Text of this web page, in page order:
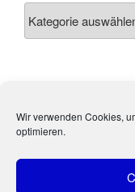
Wir verwenden Cookies,
optimieren.
suchen
Datenschutz